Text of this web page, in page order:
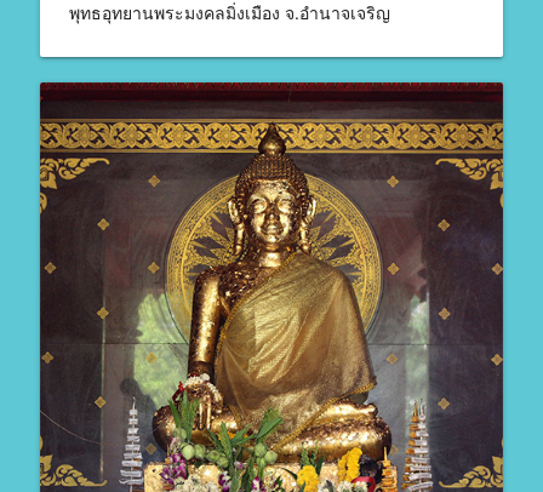
พุทธอุทยานพระมงคลมิ่งเมือง จ.อำนาจเจริญ